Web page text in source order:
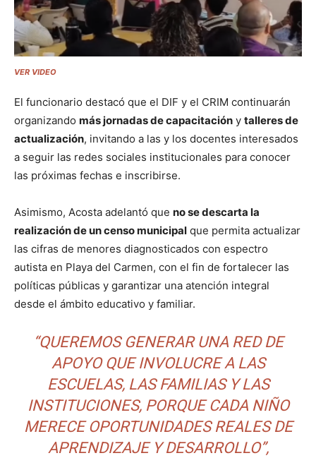
VER VIDEO
El funcionario destacó que el DIF y el CRIM continuarán
organizando más jornadas de capacitación y talleres de
actualización, invitando a las y los docentes interesados
a seguir las redes sociales institucionales para conocer
las próximas fechas e inscribirse.
Asimismo, Acosta adelantó que no se descarta la
realización de un censo municipal que permita actualizar
las cifras de menores diagnosticados con espectro
autista en Playa del Carmen, con el fin de fortalecer las
políticas públicas y garantizar una atención integral
desde el ámbito educativo y familiar.
“QUEREMOS GENERAR UNA RED DE
APOYO QUE INVOLUCRE A LAS
ESCUELAS, LAS FAMILIAS Y LAS
INSTITUCIONES, PORQUE CADA NIÑO
MERECE OPORTUNIDADES REALES DE
APRENDIZAJE Y DESARROLLO”,